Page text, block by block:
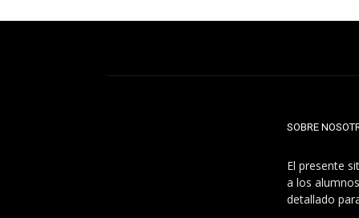
SOBRE
El presente
a los
detallado